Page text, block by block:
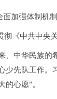
面加强体制机
《中共中央
中华民族的
少先队工作。
的心愿”。